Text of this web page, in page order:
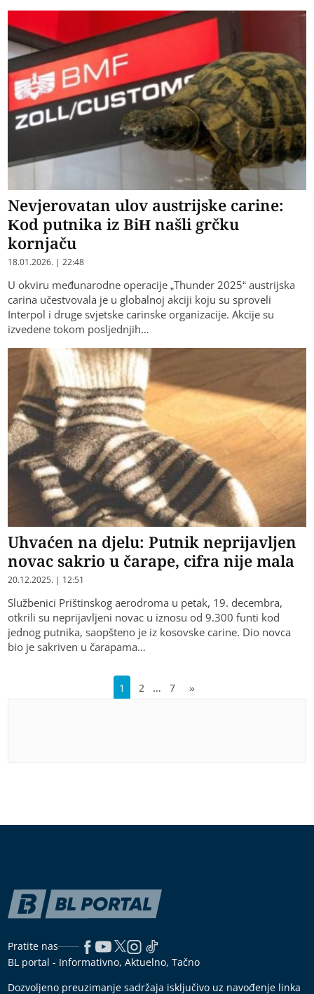
Nevjerovatan ulov austrijske carine:
Kod putnika iz BiH našli grčku
kornjaču
18.01.2026. | 22:48
U okviru međunarodne operacije „Thunder 2025“ austrijska
carina učestvovala je u globalnoj akciji koju su sproveli
Interpol i druge svjetske carinske organizacije. Akcije su
izvedene tokom posljednjih…
Uhvaćen na djelu: Putnik neprijavljen
novac sakrio u čarape, cifra nije mala
20.12.2025. | 12:51
Službenici Prištinskog aerodroma u petak, 19. decembra,
otkrili su neprijavljeni novac u iznosu od 9.300 funti kod
jednog putnika, saopšteno je iz kosovske carine. Dio novca
bio je sakriven u čarapama…
1 2 … 7 »
Pratite nas
BL portal - Informativno, Aktuelno, Tačno
Dozvoljeno preuzimanje sadržaja isključivo uz navođenje linka